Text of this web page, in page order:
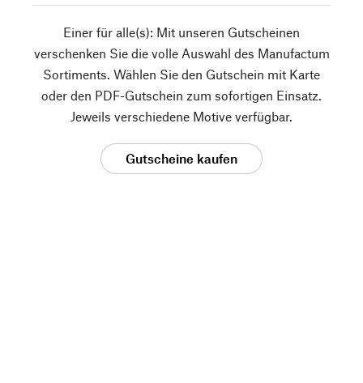
Einer für alle(s): Mit unseren Gutscheinen
verschenken Sie die volle Auswahl des Manufactum
Sortiments. Wählen Sie den Gutschein mit Karte
oder den PDF-Gutschein zum sofortigen Einsatz.
Jeweils verschiedene Motive verfügbar.
Gutscheine kaufen